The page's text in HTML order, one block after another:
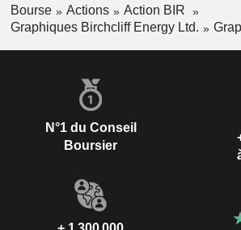
Bourse Actions
Action BIR
Graphiques Birchcliff Energy Ltd.
N°1 du Conseil
Boursier